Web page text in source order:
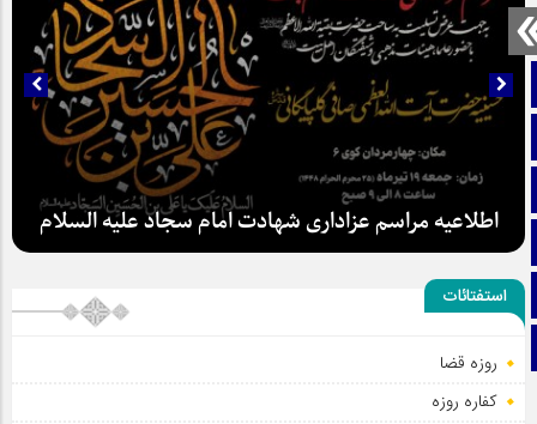
صفحه نخست
آپارات
اینستاگرام
اطلاعیه مراسم عزاداری شهادت امام سجاد علیه السلام
استفتائات
روزه قضا
کفاره روزه